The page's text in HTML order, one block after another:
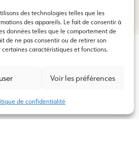
des technologies telles que les
des appareils. Le fait de consentir à
données telles que le comportement de
de ne pas consentir ou de retirer son
caractéristiques et fonctions.
Voir les préférences
de confidentialité